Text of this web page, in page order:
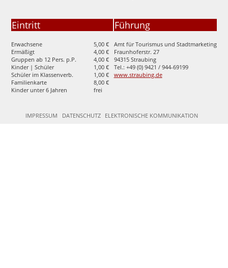
Eintritt
Erwachsene
Ermäßigt
Gruppen ab 12 Pers. p.P.
Kinder | Schüler
Schüler im Klassenverb.
Familienkarte
Kinder unter 6 Jahren
5,00 €
4,00 €
4,00 €
1,00 €
1,00 €
8,00 €
frei
Führung
Amt für Tourismus und Stadtmarketing
Fraunhoferstr. 27
94315 Straubing
Tel.: +49 (0) 9421 / 944-69199
www.straubing.de
IMPRESSUM DATENSCHUTZ ELEKTRONISCHE KOMMUNIKATION